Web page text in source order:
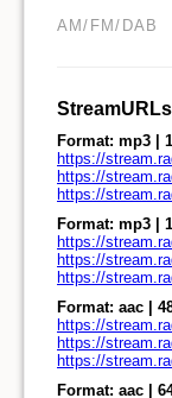
AM/FM/DAB
StreamURLs
Format: mp3 |
Format: mp3 |
Format: aac |
Format: aac |